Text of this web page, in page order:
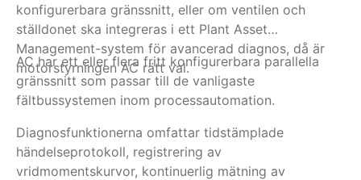
konfigurerbara gränssnitt, eller om ventilen och
ställdonet ska integreras i ett Plant Asset
Management-system för avancerad diagnos, då är
motorstyrningen AC rätt val.
AC har ett eller flera fritt konfigurerbara parallella
gränssnitt som passar till de vanligaste
fältbussystemen inom processautomation.
Diagnosfunktionerna omfattar tidstämplade
händelseprotokoll, registrering av
vridmomentskurvor, kontinuerlig mätning av